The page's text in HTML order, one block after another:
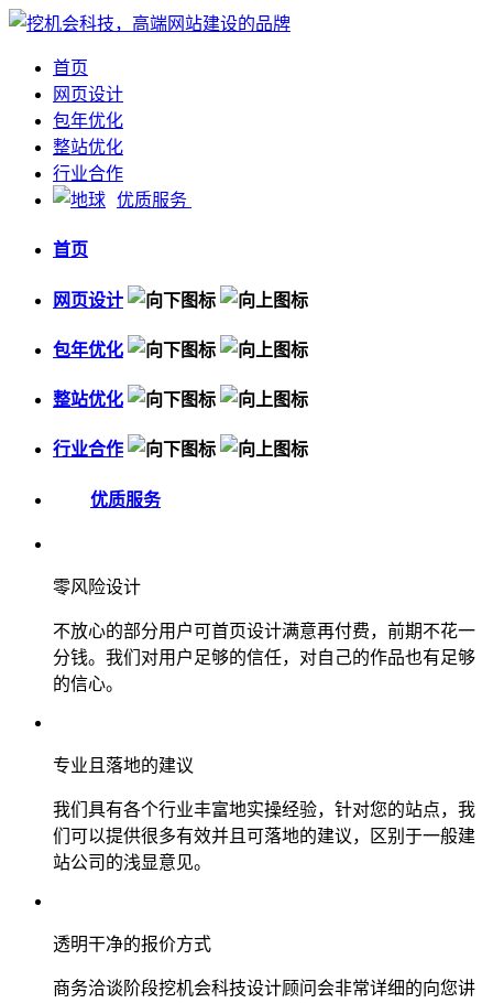
首页
网页设计
包年优化
整站优化
行业合作
优质服务
首页
网页设计
包年优化
整站优化
行业合作
优质服务
零风险设计
不放心的部分用户可首页设计满意再付费，前期不花一
分钱。我们对用户足够的信任，对自己的作品也有足够
的信心。
专业且落地的建议
我们具有各个行业丰富地实操经验，针对您的站点，我
们可以提供很多有效并且可落地的建议，区别于一般建
站公司的浅显意见。
透明干净的报价方式
商务洽谈阶段挖机会科技设计顾问会非常详细的向您讲